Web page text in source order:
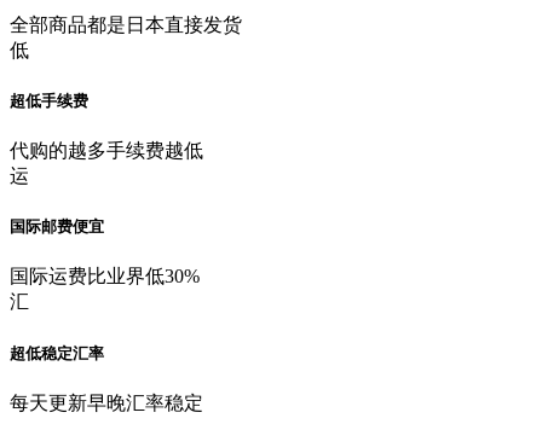
全部商品都是日本直接发货
低
超低手续费
代购的越多手续费越低
运
国际邮费便宜
国际运费比业界低30%
汇
超低稳定汇率
每天更新早晚汇率稳定